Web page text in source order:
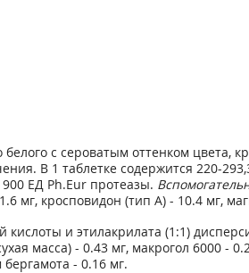
с сероватым оттенком цвета,
В 1 таблетке содержится 220-
ЕД Ph.Eur протеазы.
мг, кросповидон (тип А) - 10.4 мг,
и этилакрилата (1:1)
масса) - 0.43 мг, макрогол 6000 -
- 0.16 мг.